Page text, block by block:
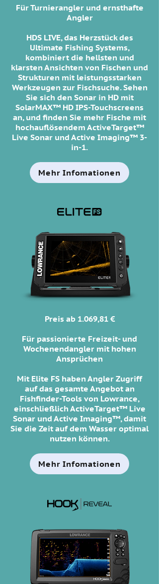
Für Turnierangler und ernsthafte
Angler
HDS LIVE, das Herzstück des
Ultimate Fishing Systems,
kombiniert die hellsten und
klarsten Ansichten von Fischen und
Strukturen mit leistungsstarken
Werkzeugen zur Fischsuche. Sehen
Sie sich den Sonar in HD mit
SolarMAX™ HD IPS-Touchscreens
an, und finden Sie mehr Fische mit
hochauflösendem ActiveTarget™
Live Sonar und Active Imaging™ 3-
in-1.
Mehr Infomationen
Preis ab 1.069,81 €
Für passionierte Freizeit- und
Wochenendangler mit hohen
Ansprüchen
Mit Elite FS haben Angler Zugriff
auf das gesamte Angebot an
Fishfinder-Tools von Lowrance,
einschließlich ActiveTarget™ Live
Sonar und Active Imaging™, damit
Sie die Zeit auf dem Wasser optimal
nutzen können.
Mehr Infomationen